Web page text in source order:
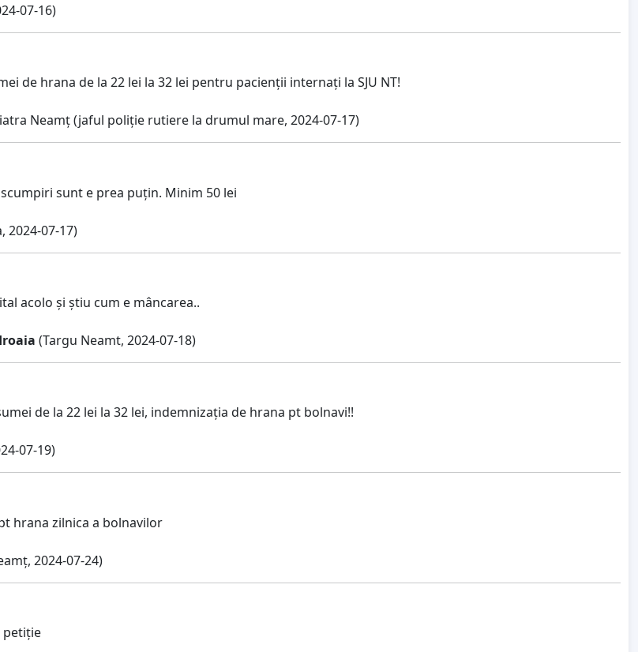
07-16)
de hrana de la 22 lei la 32 lei pentru pacienții internați la SJU NT!
Neamț (jaful poliție rutiere la drumul mare, 2024-07-17)
sunt e prea puțin. Minim 50 lei
2024-07-17)
acolo și știu cum e mâncarea..
(Targu Neamt, 2024-07-18)
de la 22 lei la 32 lei, indemnizația de hrana pt bolnavi!!
07-19)
hrana zilnica a bolnavilor
2024-07-24)
petiție